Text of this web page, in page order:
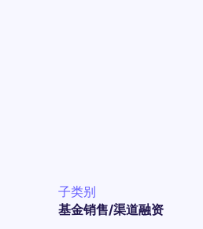
子类别
基金销售/渠道融资